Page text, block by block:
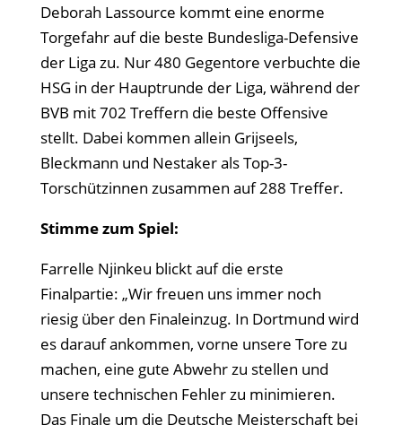
Deborah Lassource kommt eine enorme
Torgefahr auf die beste Bundesliga-Defensive
der Liga zu. Nur 480 Gegentore verbuchte die
HSG in der Hauptrunde der Liga, während der
BVB mit 702 Treffern die beste Offensive
stellt. Dabei kommen allein Grijseels,
Bleckmann und Nestaker als Top-3-
Torschützinnen zusammen auf 288 Treffer.
Stimme zum Spiel:
Farrelle Njinkeu blickt auf die erste
Finalpartie: „Wir freuen uns immer noch
riesig über den Finaleinzug. In Dortmund wird
es darauf ankommen, vorne unsere Tore zu
machen, eine gute Abwehr zu stellen und
unsere technischen Fehler zu minimieren.
Das Finale um die Deutsche Meisterschaft bei